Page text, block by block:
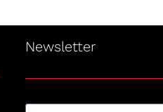
Newsletter